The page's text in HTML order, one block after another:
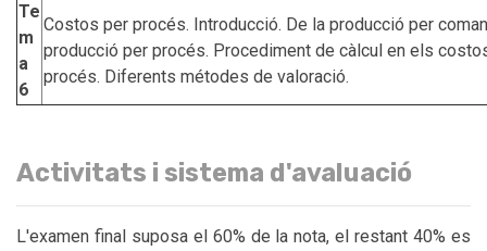
Te
m
a
6
Costos per procés. Introducció. De la producció per
producció per procés. Procediment de càlcul en els
procés. Diferents métodes de valoració.
Activitats i sistema d'avaluació
L'examen final suposa el 60% de la nota, el restant 40% es